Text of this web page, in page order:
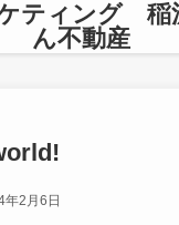
ティング 稲
ん不動産
年2月6日